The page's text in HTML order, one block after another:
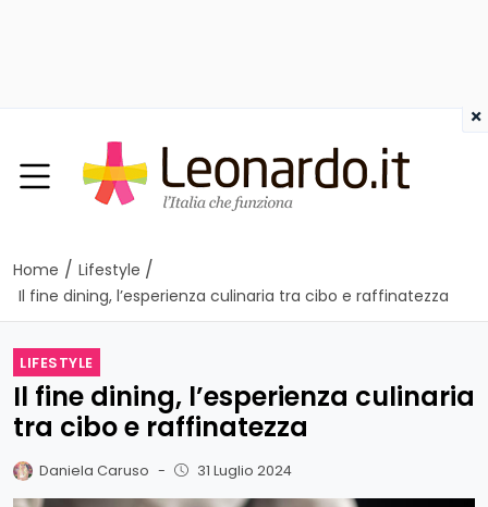
Home / Lifestyle /
Il fine dining, l’esperienza culinaria tra cibo e raffinatezza
LIFESTYLE
Il fine dining, l’esperienza culinaria
tra cibo e raffinatezza
Daniela Caruso - 31 Luglio 2024
×